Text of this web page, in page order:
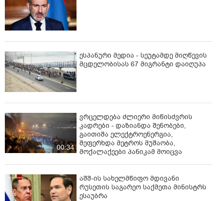
ესპანური მედია - სეუტამდე მიღწევის
მცდელობისას 67 მიგრანტი დაიღუპა
00:34
ვრცელდება ძლიერი მიწისძვრის
კადრები - დაზიანდა შენობები,
გაითიშა ელექტროენერგია,
შეფერხდა მეტროს მუშაობა,
მოქალაქეები პანიკამ მოიცვა
აშშ-ის სახელმწიფო მდივანი
რუსეთის საგარეო საქმეთა მინისტრს
ესაუბრა